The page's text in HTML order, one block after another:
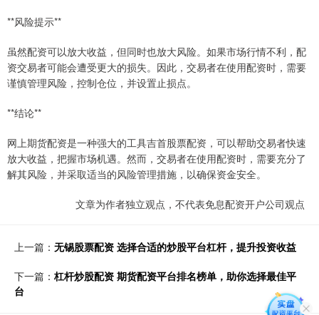
**风险提示**
虽然配资可以放大收益，但同时也放大风险。如果市场行情不利，配
资交易者可能会遭受更大的损失。因此，交易者在使用配资时，需要
谨慎管理风险，控制仓位，并设置止损点。
**结论**
网上期货配资是一种强大的工具吉首股票配资，可以帮助交易者快速
放大收益，把握市场机遇。然而，交易者在使用配资时，需要充分了
解其风险，并采取适当的风险管理措施，以确保资金安全。
文章为作者独立观点，不代表免息配资开户公司观点
上一篇： 无锡股票配资 选择合适的炒股平台杠杆，提升投资收益
下一篇： 杠杆炒股配资 期货配资平台排名榜单，助你选择最佳平
台